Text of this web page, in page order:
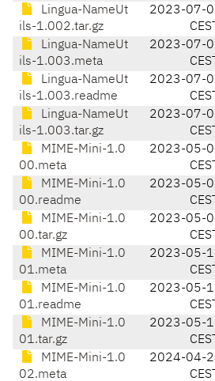
Lingua-NameUt
ils-1.002.tar.gz
2023-07-
CEST
Lingua-NameUt
ils-1.003.meta
2023-07-
CEST
Lingua-NameUt
ils-1.003.readme
2023-07-
CEST
Lingua-NameUt
ils-1.003.tar.gz
2023-07-
CEST
MIME-Mini-1.0
00.meta
2023-05-
CEST
MIME-Mini-1.0
00.readme
2023-05-
CEST
MIME-Mini-1.0
00.tar.gz
2023-05-
CEST
MIME-Mini-1.0
01.meta
2023-05-
CEST
MIME-Mini-1.0
01.readme
2023-05-
CEST
MIME-Mini-1.0
01.tar.gz
2023-05-
CEST
MIME-Mini-1.0
02.meta
2024-04-
CEST